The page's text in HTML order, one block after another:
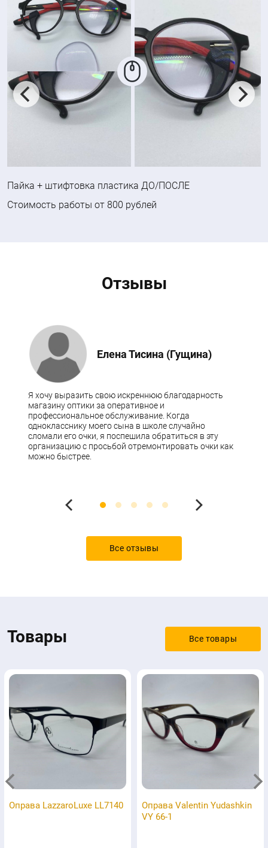
Пайка + штифтовка пластика ДО/ПОСЛЕ
Стоимость работы от 800 рублей
Отзывы
Елена Тисина (Гущина)
Я хочу выразить свою искреннюю благодарность
магазину оптики за оперативное и
профессиональное обслуживание. Когда
однокласснику моего сына в школе случайно
сломали его очки, я поспешила обратиться в эту
организацию с просьбой отремонтировать очки как
можно быстрее.
Все отзывы
Товары Все товары
Оправа LazzaroLuxe LL7140
Оправа Valentin Yudashkin
VY 66-1